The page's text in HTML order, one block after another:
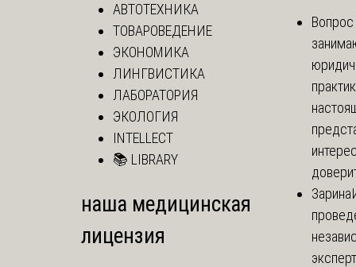
АВТОТЕХНИКА
ТОВАРОВЕДЕНИЕ
ЭКОНОМИКА
ЛИНГВИСТИКА
ЛАБОРАТОРИЯ
ЭКОЛОГИЯ
INTELLECT
📚 LIBRARY
наша медицинская
лицензия
Вопрос
Зарина